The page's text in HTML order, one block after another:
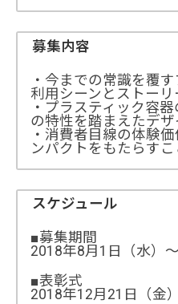
募集内容
・今までの常識を覆
利用シーンとストーリ
・プラスティック容
の特性を踏まえたデ
・消費者目線の体験
ンパクトをもたらす
スケジュール
■募集期間
2018年8月1日（水）
■表彰式
2018年12月21日（金）